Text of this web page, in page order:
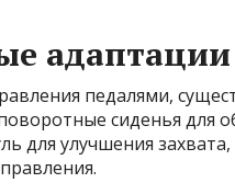
адаптации
педалями,
сиденья для
для улучшения